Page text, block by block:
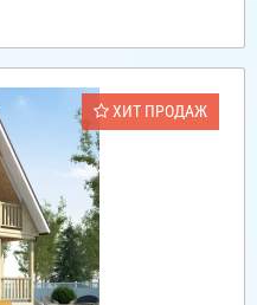
ХИТ ПРОДАЖ